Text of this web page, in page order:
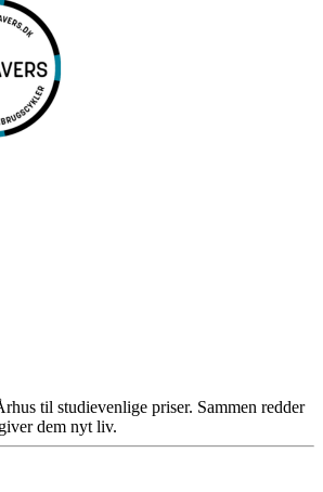
til studievenlige priser. Sammen redder
dem nyt liv.